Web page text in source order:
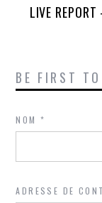
LIVE
BE FIRST
NOM*
ADRESSE DE